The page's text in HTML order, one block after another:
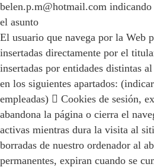
belen.p.m@hotmail.com
el asunto
El usuario que navega por la Web
insertadas directamente por el
insertadas por entidades distintas
en los siguientes apartados:
empleadas)  Cookies de sesión,
abandona la página o cierra el
activas mientras dura la visita al
borradas de nuestro ordenador al
permanentes, expiran cuando se